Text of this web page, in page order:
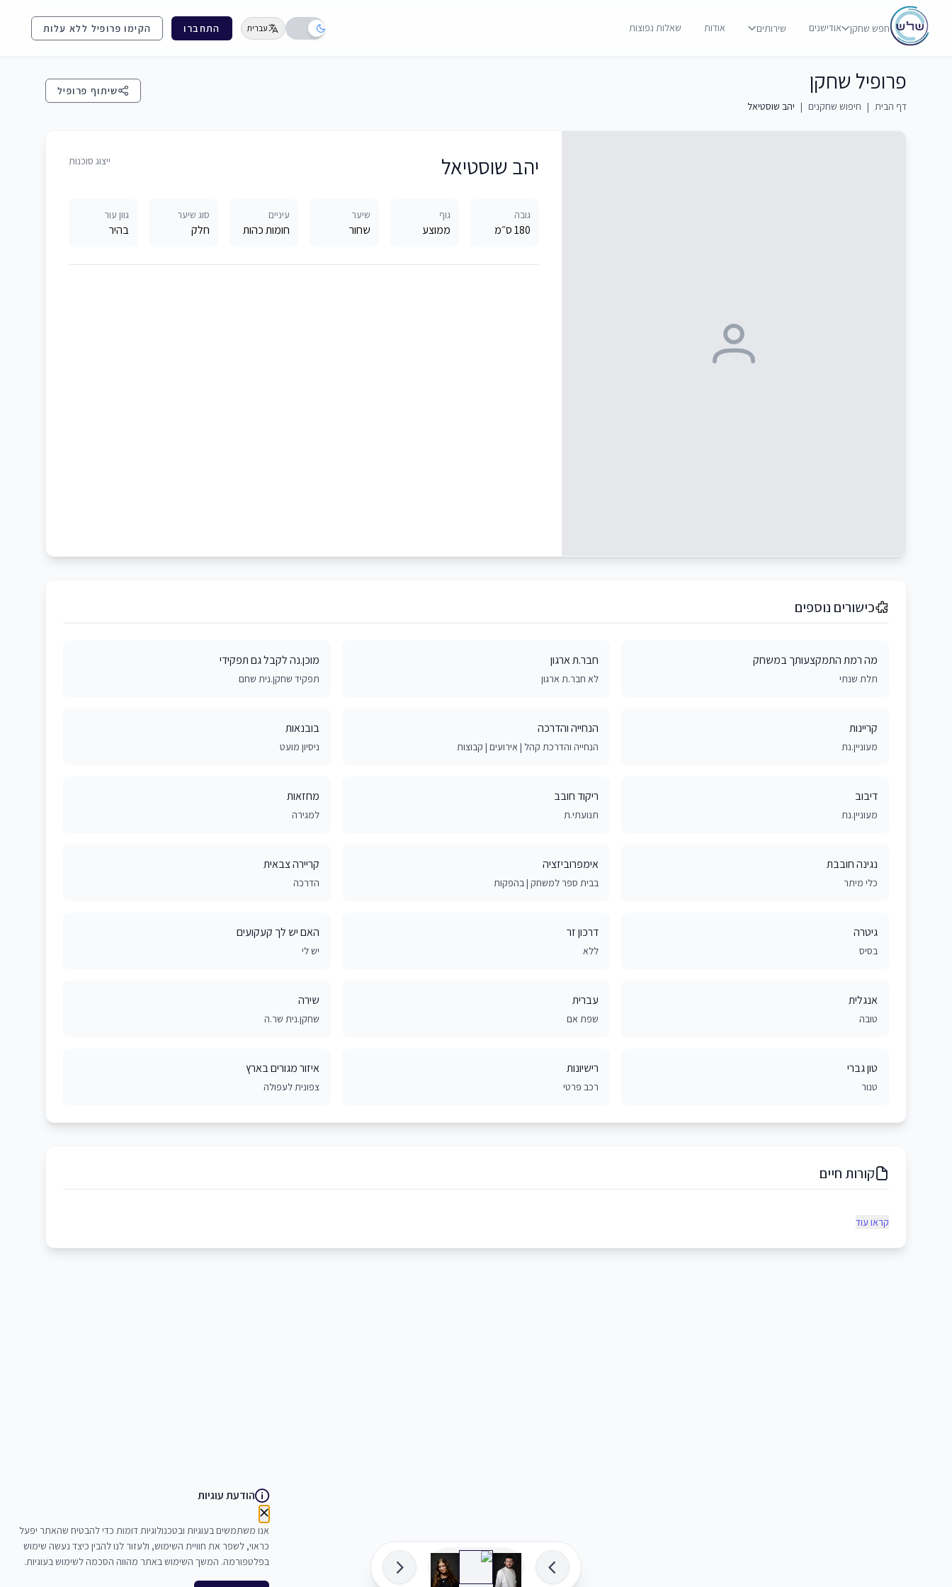
חפש שחקן אודישנים שירותים אודות שאלות נפוצות עברית התחברו הקימו פרופיל ללא עלות
פרופיל שחקן
דף הבית | חיפוש שחקנים | יהב שוסטיאל
שיתוף פרופיל
יהב שוסטיאל ייצוג סוכנות
גובה
180 ס״מ
גוף
ממוצע
שיער
שחור
עיניים
חומות כהות
סוג שיער
חלק
גוון עור
בהיר
כישורים נוספים
מה רמת התמקצעותך במשחק
תלת שנתי
חבר.ת ארגון
לא חבר.ת ארגון
מוכן.נה לקבל גם תפקידי
תפקיד שחקן.נית שחם
קריינות
מעוניין.נת
הנחייה והדרכה
הנחייה והדרכת קהל | אירועים | קבוצות
בובנאות
ניסיון מועט
דיבוב
מעוניין.נת
ריקוד חובב
תנועתי.ת
מחזאות
למגירה
נגינה חובבת
כלי מיתר
אימפרוביזציה
בבית ספר למשחק | בהפקות
קריירה צבאית
הדרכה
גיטרה
בסיס
דרכון זר
ללא
האם יש לך קעקועים
יש לי
אנגלית
טובה
עברית
שפת אם
שירה
שחקן.נית שר.ה
טון גברי
טנור
רישיונות
רכב פרטי
איזור מגורים בארץ
צפונית לעפולה
קורות חיים
קראו עוד
הודעת עוגיות
אנו משתמשים בעוגיות ובטכנולוגיות דומות כדי להבטיח שהאתר יפעל
כראוי, לשפר את חוויית השימוש, ולעזור לנו להבין כיצד נעשה שימוש
בפלטפורמה. המשך השימוש באתר מהווה הסכמה לשימוש בעוגיות.